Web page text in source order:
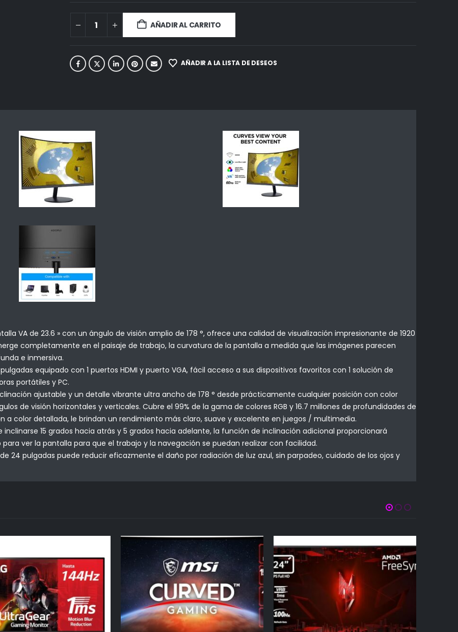
AÑADIR AL CARRITO
AÑADIR A LA LISTA DE DESEOS
VA de 23.6 » con un ángulo de visión amplio de 178 °, ofrece una calidad de visualización impresionante de 1920
completamente en el paisaje de trabajo, la curvatura de la pantalla a medida que las imágenes parecen
e inmersiva.
equipado con 1 puertos HDMI y puerto VGA, fácil acceso a sus dispositivos favoritos con 1 solución de
portátiles y PC.
ajustable y un detalle vibrante ultra ancho de 178 ° desde prácticamente cualquier posición con color
de visión horizontales y verticales. Cubre el 99% de la gama de colores RGB y 16.7 millones de profundidades de
a color detallada, le brindan un rendimiento más claro, suave y excelente en juegos / multimedia.
inclinarse 15 grados hacia atrás y 5 grados hacia adelante, la función de inclinación adicional proporcionará
ver la pantalla para que el trabajo y la navegación se puedan realizar con facilidad.
24 pulgadas puede reducir eficazmente el daño por radiación de luz azul, sin parpadeo, cuidado de los ojos y